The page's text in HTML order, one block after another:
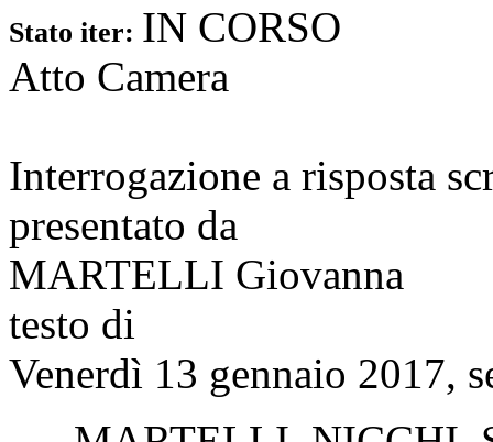
Stato iter: IN CORSO
Atto Camera
Interrogazione a risposta
presentato da
MARTELLI Giovanna
testo di
Venerdì 13 gennaio 2017,